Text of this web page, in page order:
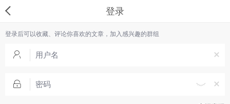
登录
登录后可以收藏、评论你喜欢的文章，加入感兴趣的群组